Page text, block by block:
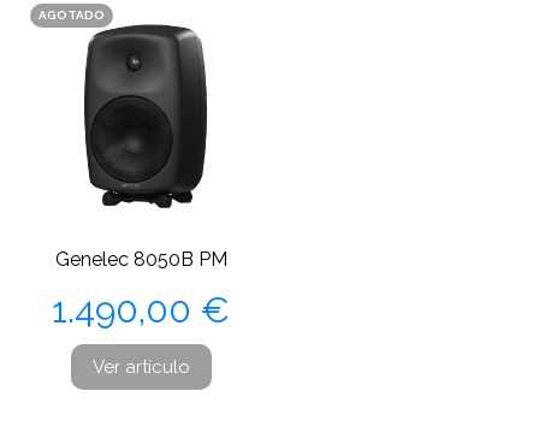
AGOTADO
Genelec 8050B PM
Precio
1.490,00 €
Ver artículo